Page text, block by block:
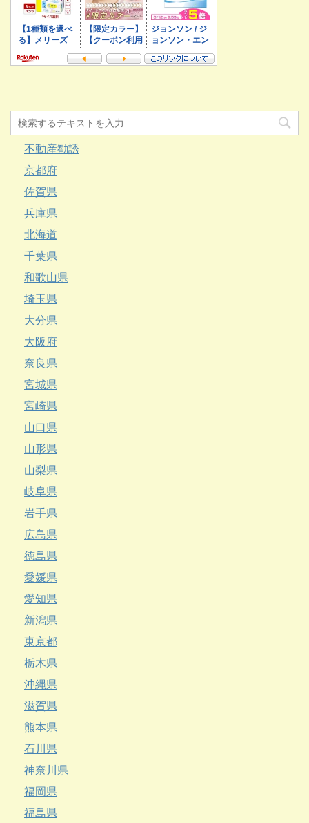
不動産勧誘
京都府
佐賀県
兵庫県
北海道
千葉県
和歌山県
埼玉県
大分県
大阪府
奈良県
宮城県
宮崎県
山口県
山形県
山梨県
岐阜県
岩手県
広島県
徳島県
愛媛県
愛知県
新潟県
東京都
栃木県
沖縄県
滋賀県
熊本県
石川県
神奈川県
福岡県
福島県